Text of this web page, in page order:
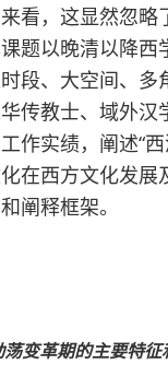
，这显然忽略
题以晚清以降西
段、大空间、
传教士、域外
作实绩，阐述“
在西方文化发
阐释框架。
荡变革期的主要特征